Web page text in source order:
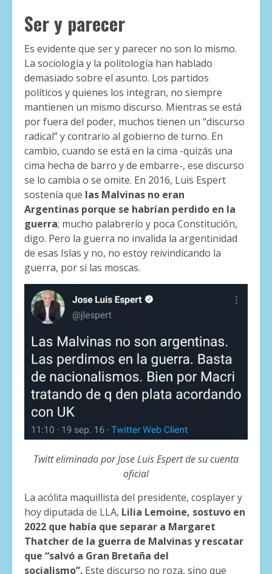
Ser y parecer
Es evidente que ser y parecer no son lo mismo.
La sociología y la politología han hablado
demasiado sobre el asunto. Los partidos
políticos y quienes los integran, no siempre
mantienen un mismo discurso. Mientras se está
por fuera del poder, muchos tienen un “discurso
radical” y contrario al gobierno de turno. En
cambio, cuando se está en la cima -quizás una
cima hecha de barro y de embarre-, ese discurso
se lo cambia o se omite. En 2016, Luis Espert
sostenía que las Malvinas no eran
Argentinas porque se habrían perdido en la
guerra; mucho palabrerío y poca Constitución,
digo. Pero la guerra no invalida la argentinidad
de esas Islas y no, no estoy reivindicando la
guerra, por si las moscas.
Twitt eliminado por Jose Luis Espert de su cuenta
oficial
La acólita maquillista del presidente, cosplayer y
hoy diputada de LLA, Lilia Lemoine, sostuvo en
2022 que había que separar a Margaret
Thatcher de la guerra de Malvinas y rescatar
que “salvó a Gran Bretaña del
socialismo”. Este discurso no roza, sino que